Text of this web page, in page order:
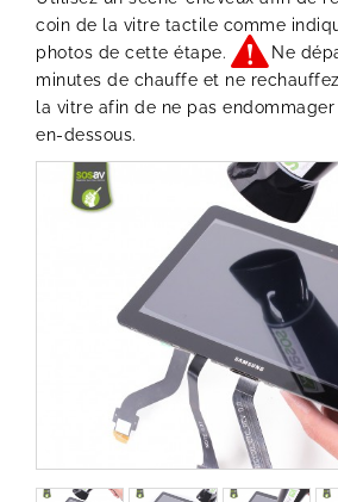
coin de la vitre tactile comme
photos de cette étape.
Ne
minutes de chauffe et ne
la vitre afin de ne pas
en-dessous.